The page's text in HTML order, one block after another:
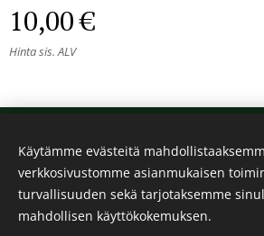
10,00€
Hinta sis. ALV
Kalos
Evästeet
Käytämme evästeitä
verkkosivustomme asianmukaisen
turvallisuuden sekä tarjotaksemme
mahdollisen käyttökokemuksen.